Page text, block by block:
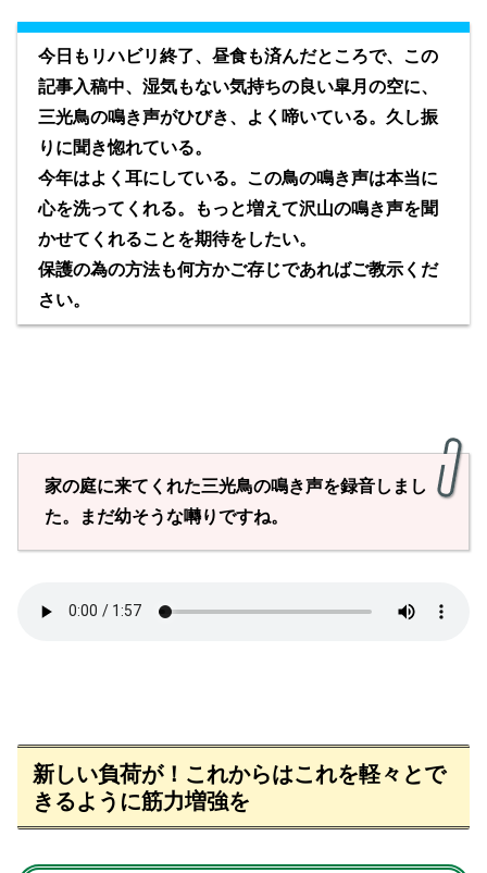
今日もリハビリ終了、昼食も済んだところで、この
記事入稿中、湿気もない気持ちの良い皐月の空に、
三光鳥の鳴き声がひびき、よく啼いている。久し振
りに聞き惚れている。
今年はよく耳にしている。この鳥の鳴き声は本当に
心を洗ってくれる。もっと増えて沢山の鳴き声を聞
かせてくれることを期待をしたい。
保護の為の方法も何方かご存じであればご教示くだ
さい。
家の庭に来てくれた三光鳥の鳴き声を録音しまし
た。まだ幼そうな囀りですね。
新しい負荷が！これからはこれを軽々とで
きるように筋力増強を